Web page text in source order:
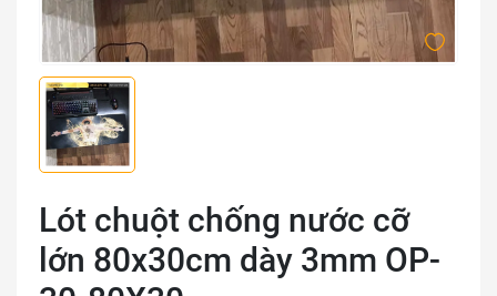
Lót chuột chống nước cỡ
lớn 80x30cm dày 3mm OP-